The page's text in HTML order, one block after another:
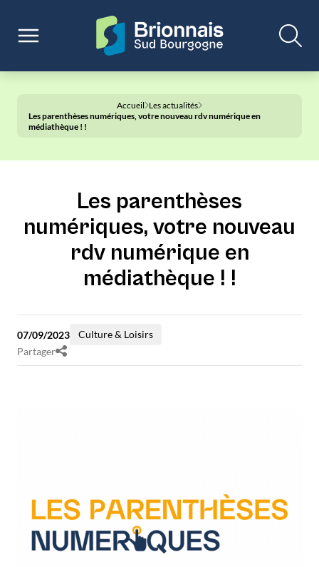
Accueil Les actualités
Les parenthèses numériques, votre nouveau rdv numérique en
médiathèque ! !
Les parenthèses
numériques, votre nouveau
rdv numérique en
médiathèque ! !
07/09/2023
Culture & Loisirs
Partager